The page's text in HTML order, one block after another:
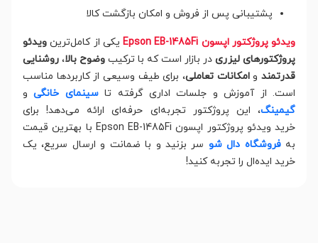
پشتیبانی پس از فروش و امکان بازگشت کالا
ویدئو پروژکتور اپسون Epson EB-1485Fi یکی از کامل‌ترین ویدئو
پروژکتورهای لیزری در بازار است که با ترکیب وضوح بالا، روشنایی
قدرتمندوامکانات تعاملی، برای طیف وسیعی از کاربردها مناسب
است. از آموزش و جلسات اداری گرفته تاسینمای خانگیو
گیمینگ، این پروژکتور تجربه‌ای حرفه‌ای ارائه می‌دهد! برای
خرید ویدئو پروژکتور اپسون Epson EB-1485Fi با بهترین قیمت
بهفروشگاه دال شو سر بزنید و با ضمانت و ارسال سریع، یک
خرید ایده‌ال را تجربه کنید!